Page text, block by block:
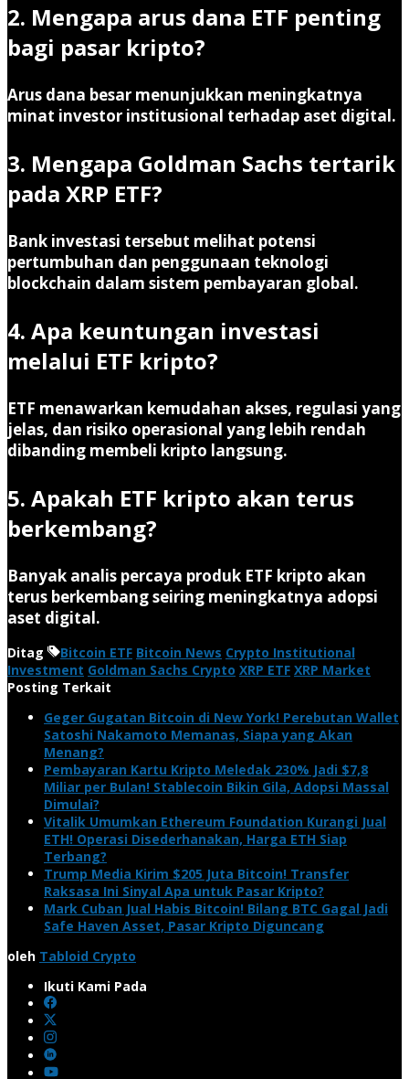
2. Mengapa arus dana ETF penting
bagi pasar kripto?
Arus dana besar menunjukkan meningkatnya
minat investor institusional terhadap aset digital.
3. Mengapa Goldman Sachs tertarik
pada XRP ETF?
Bank investasi tersebut melihat potensi
pertumbuhan dan penggunaan teknologi
blockchain dalam sistem pembayaran global.
4. Apa keuntungan investasi
melalui ETF kripto?
ETF menawarkan kemudahan akses, regulasi yang
jelas, dan risiko operasional yang lebih rendah
dibanding membeli kripto langsung.
5. Apakah ETF kripto akan terus
berkembang?
Banyak analis percaya produk ETF kripto akan
terus berkembang seiring meningkatnya adopsi
aset digital.
Ditag Bitcoin ETF Bitcoin News Crypto Institutional
Investment Goldman Sachs Crypto XRP ETF XRP Market
Posting Terkait
Geger Gugatan Bitcoin di New York! Perebutan Wallet
Satoshi Nakamoto Memanas, Siapa yang Akan
Menang?
Pembayaran Kartu Kripto Meledak 230% Jadi $7,8
Miliar per Bulan! Stablecoin Bikin Gila, Adopsi Massal
Dimulai?
Vitalik Umumkan Ethereum Foundation Kurangi Jual
ETH! Operasi Disederhanakan, Harga ETH Siap
Terbang?
Trump Media Kirim $205 Juta Bitcoin! Transfer
Raksasa Ini Sinyal Apa untuk Pasar Kripto?
Mark Cuban Jual Habis Bitcoin! Bilang BTC Gagal Jadi
Safe Haven Asset, Pasar Kripto Diguncang
oleh Tabloid Crypto
Ikuti Kami Pada